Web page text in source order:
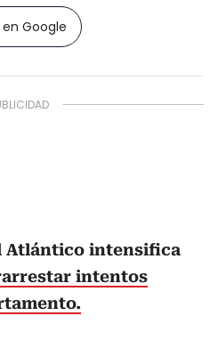
Google
Atlántico intensifica
intentos